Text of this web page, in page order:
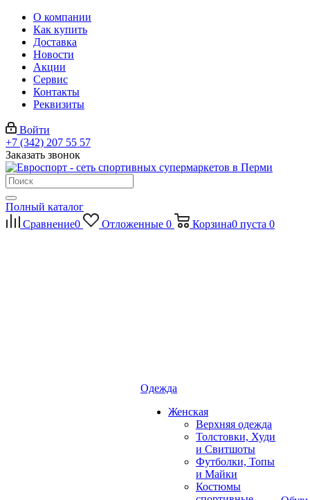
О компании
Как купить
Доставка
Новости
Акции
Сервис
Контакты
Реквизиты
Войти
+7 (342) 207 55 57
Заказать звонок
Полный каталог
Сравнение0 Отложенные 0 Корзина0 пуста 0
Одежда
Женская
Верхняя одежда
Толстовки, Худи
и Свитшоты
Футболки, Топы
и Майки
Костюмы